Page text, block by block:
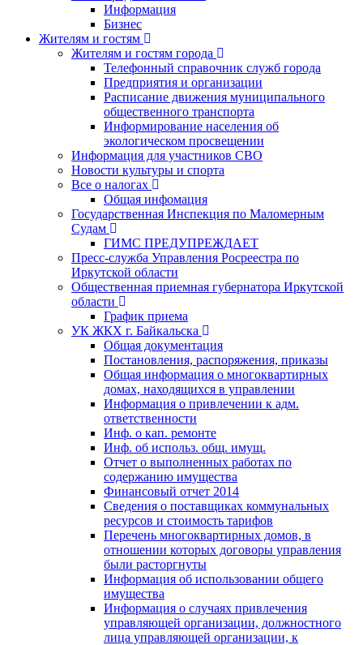
Информация
Бизнес
Жителям и гостям
Жителям и гостям города
Телефонный справочник служб города
Предприятия и организации
Расписание движения муниципального
общественного транспорта
Информирование населения об
экологическом просвещении
Информация для участников СВО
Новости культуры и спорта
Все о налогах
Общая инфомация
Государственная Инспекция по Маломерным
Судам
ГИМС ПРЕДУПРЕЖДАЕТ
Пресс-служба Управления Росреестра по
Иркутской области
Общественная приемная губернатора Иркутской
области
График приема
УК ЖКХ г. Байкальска
Общая документация
Постановления, распоряжения, приказы
Общая информация о многоквартирных
домах, находящихся в управлении
Информация о привлечении к адм.
ответственности
Инф. о кап. ремонте
Инф. об использ. общ. имущ.
Отчет о выполненных работах по
содержанию имущества
Финансовый отчет 2014
Сведения о поставщиках коммунальных
ресурсов и стоимость тарифов
Перечень многоквартирных домов, в
отношении которых договоры управления
были расторгнуты
Информация об использовании общего
имущества
Информация о случаях привлечения
управляющей организации, должностного
лица управляющей организации, к